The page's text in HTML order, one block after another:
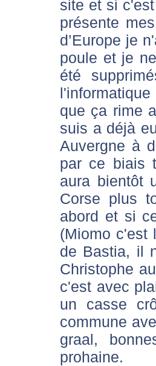
site et si
présente
d’Europe je
poule et je
été
que ça rime
suis a déjà
Auvergne à
par ce biais
aura bientôt
Corse plus
abord et si
(Miomo c'est
de Bastia, il
Christophe
c'est avec
un casse
commune
graal,
prohaine.